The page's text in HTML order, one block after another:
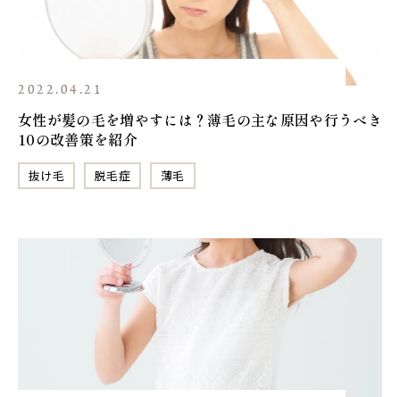
2022.04.21
女性が髪の毛を増やすには？薄毛の主な原因や行うべき
10の改善策を紹介
抜け毛 脱毛症 薄毛